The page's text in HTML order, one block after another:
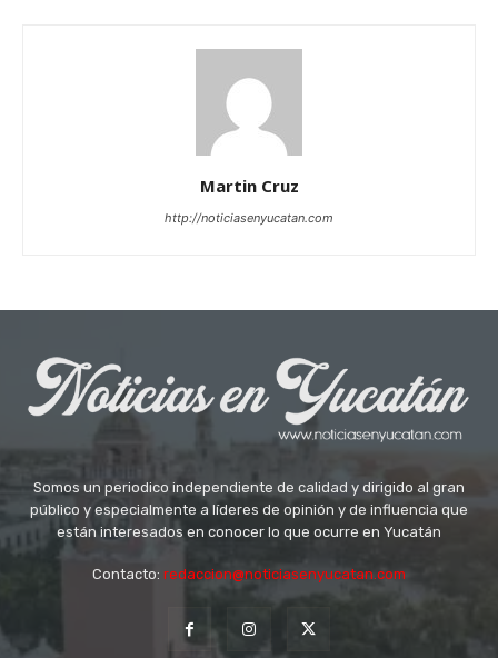
Martin Cruz
http://noticiasenyucatan.com
Somos un periodico independiente de calidad y dirigido al gran
público y especialmente a líderes de opinión y de influencia que
están interesados en conocer lo que ocurre en Yucatán
Contacto: redaccion@noticiasenyucatan.com